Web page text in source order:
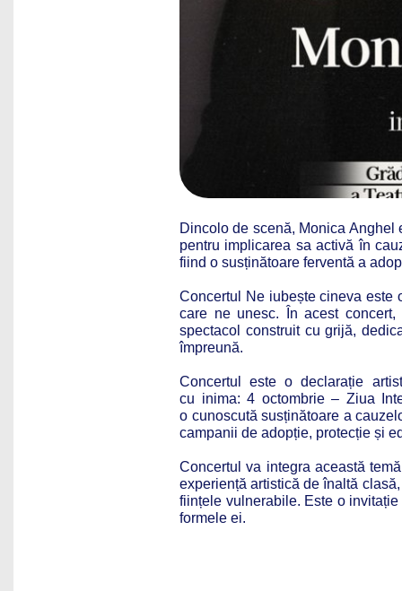
Dincolo de scenă, Monica
pentru implicarea sa activă în
fiind o susținătoare ferventă a
Concertul Ne iubește cineva este
care ne unesc. În acest
spectacol construit cu grijă,
împreună.
Concertul este o declarație
cu inima: 4 octombrie – Ziua
o cunoscută susținătoare a
campanii de adopție, protecție și
Concertul va integra această
experiență artistică de înaltă
ființele vulnerabile. Este o
formele ei.